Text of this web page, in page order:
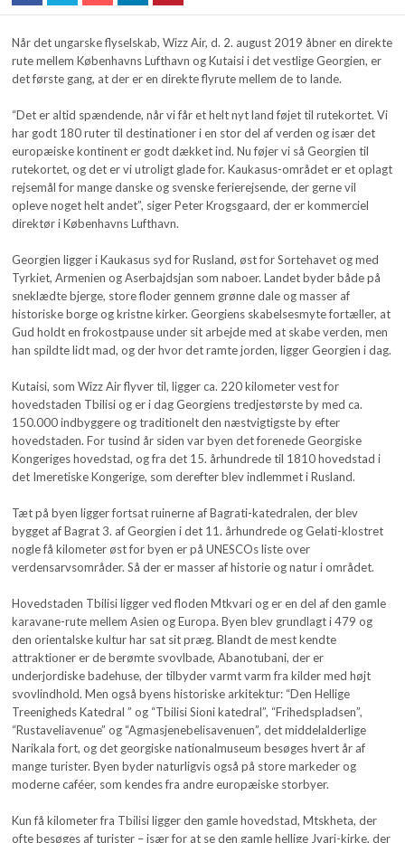
Når det ungarske flyselskab, Wizz Air, d. 2. august 2019 åbner en direkte
rute mellem Københavns Lufthavn og Kutaisi i det vestlige Georgien, er
det første gang, at der er en direkte flyrute mellem de to lande.
“Det er altid spændende, når vi får et helt nyt land føjet til rutekortet. Vi
har godt 180 ruter til destinationer i en stor del af verden og især det
europæiske kontinent er godt dækket ind. Nu føjer vi så Georgien til
rutekortet, og det er vi utroligt glade for. Kaukasus-området er et oplagt
rejsemål for mange danske og svenske ferierejsende, der gerne vil
opleve noget helt andet”, siger Peter Krogsgaard, der er kommerciel
direktør i Københavns Lufthavn.
Georgien ligger i Kaukasus syd for Rusland, øst for Sortehavet og med
Tyrkiet, Armenien og Aserbajdsjan som naboer. Landet byder både på
sneklædte bjerge, store floder gennem grønne dale og masser af
historiske borge og kristne kirker. Georgiens skabelsesmyte fortæller, at
Gud holdt en frokostpause under sit arbejde med at skabe verden, men
han spildte lidt mad, og der hvor det ramte jorden, ligger Georgien i dag.
Kutaisi, som Wizz Air flyver til, ligger ca. 220 kilometer vest for
hovedstaden Tbilisi og er i dag Georgiens tredjestørste by med ca.
150.000 indbyggere og traditionelt den næstvigtigste by efter
hovedstaden. For tusind år siden var byen det forenede Georgiske
Kongeriges hovedstad, og fra det 15. århundrede til 1810 hovedstad i
det Imeretiske Kongerige, som derefter blev indlemmet i Rusland.
Tæt på byen ligger fortsat ruinerne af Bagrati-katedralen, der blev
bygget af Bagrat 3. af Georgien i det 11. århundrede og Gelati-klostret
nogle få kilometer øst for byen er på UNESCOs liste over
verdensarvsområder. Så der er masser af historie og natur i området.
Hovedstaden Tbilisi ligger ved floden Mtkvari og er en del af den gamle
karavane-rute mellem Asien og Europa. Byen blev grundlagt i 479 og
den orientalske kultur har sat sit præg. Blandt de mest kendte
attraktioner er de berømte svovlbade, Abanotubani, der er
underjordiske badehuse, der tilbyder varmt varm fra kilder med højt
svovlindhold. Men også byens historiske arkitektur: “Den Hellige
Treenigheds Katedral ” og “Tbilisi Sioni katedral”, “Frihedspladsen”,
“Rustaveliavenue” og “Agmasjenebelisavenuen”, det middelalderlige
Narikala fort, og det georgiske nationalmuseum besøges hvert år af
mange turister. Byen byder naturligvis også på store markeder og
moderne caféer, som kendes fra andre europæiske storbyer.
Kun få kilometer fra Tbilisi ligger den gamle hovedstad, Mtskheta, der
ofte besøges af turister – især for at se den gamle hellige Jvari-kirke, der